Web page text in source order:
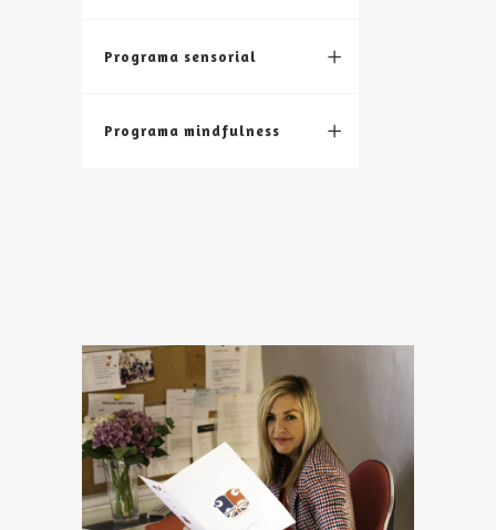
Programa sensorial
Programa mindfulness